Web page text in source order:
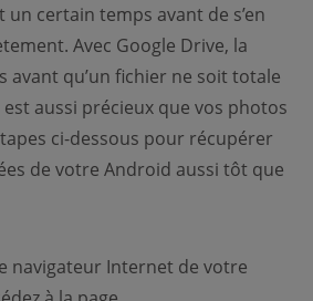
certain temps avant de s’en
Avec Google Drive, la
avant qu’un fichier ne soit totale
aussi précieux que vos photos
ci-dessous pour récupérer
de votre Android aussi tôt que
navigateur Internet de votre